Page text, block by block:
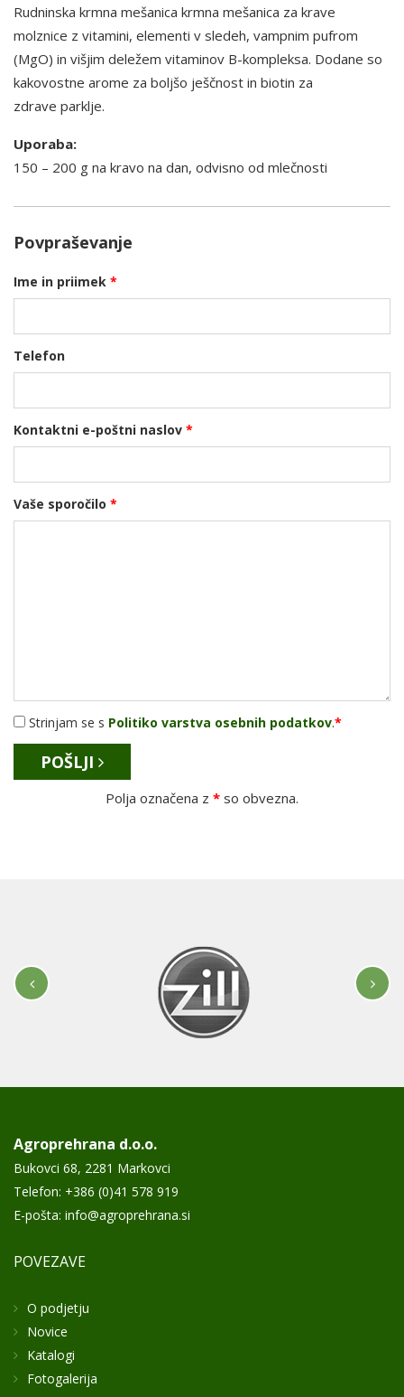
Rudninska krmna mešanica krmna mešanica za krave
molznice z vitamini, elementi v sledeh, vampnim pufrom
(MgO) in višjim deležem vitaminov B-kompleksa. Dodane so
kakovostne arome za boljšo ješčnost in biotin za
zdrave parklje.
Uporaba:
150 – 200 g na kravo na dan, odvisno od mlečnosti
Povpraševanje
Ime in priimek *
Telefon
Kontaktni e-poštni naslov *
Vaše sporočilo *
Strinjam se s Politiko varstva osebnih podatkov.*
POŠLJI
Polja označena z * so obvezna.
Agroprehrana d.o.o.
Bukovci 68, 2281 Markovci
Telefon: +386 (0)41 578 919
E-pošta: info@agroprehrana.si
POVEZAVE
O podjetju
Novice
Katalogi
Fotogalerija